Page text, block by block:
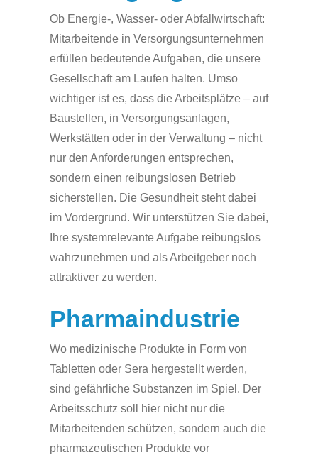
Ob Energie-, Wasser- oder Abfallwirtschaft:
Mitarbeitende in Versorgungsunternehmen
erfüllen bedeutende Aufgaben, die unsere
Gesellschaft am Laufen halten. Umso
wichtiger ist es, dass die Arbeitsplätze – auf
Baustellen, in Versorgungsanlagen,
Werkstätten oder in der Verwaltung – nicht
nur den Anforderungen entsprechen,
sondern einen reibungslosen Betrieb
sicherstellen. Die Gesundheit steht dabei
im Vordergrund. Wir unterstützen Sie dabei,
Ihre systemrelevante Aufgabe reibungslos
wahrzunehmen und als Arbeitgeber noch
attraktiver zu werden.
Pharmaindustrie
Wo medizinische Produkte in Form von
Tabletten oder Sera hergestellt werden,
sind gefährliche Substanzen im Spiel. Der
Arbeitsschutz soll hier nicht nur die
Mitarbeitenden schützen, sondern auch die
pharmazeutischen Produkte vor